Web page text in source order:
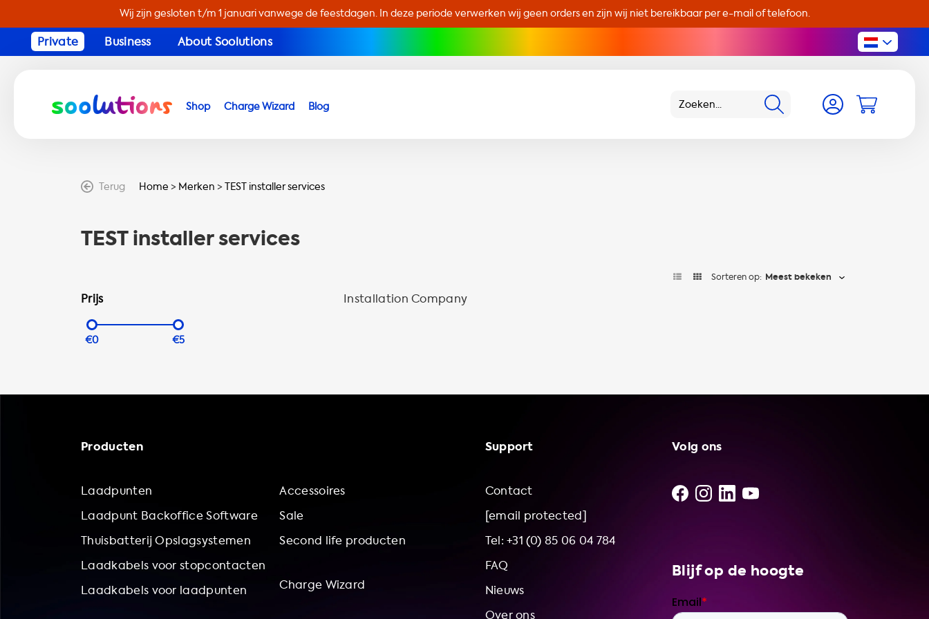
Wij zijn gesloten t/m 1 januari vanwege de feestdagen. In deze periode verwerken wij geen orders en zijn wij niet bereikbaar per e-mail of telefoon.
Private Business About Soolutions
Shop Charge Wizard Blog
Terug Home > Merken >TEST installer services
TEST installer services
Sorteren op: Meest bekeken
Prijs
€0 €5
Installation Company
Producten
Laadpunten
Laadpunt Backoffice Software
Thuisbatterij Opslagsystemen
Laadkabels voor stopcontacten
Laadkabels voor laadpunten
Accessoires
Sale
Second life producten
Charge Wizard
Support
Contact
[email protected]
Tel: +31 (0) 85 06 04 784
FAQ
Nieuws
Over ons
Volg ons
Blijf op de hoogte